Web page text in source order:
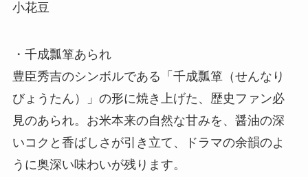
小花豆
・千成瓢箪あられ
豊臣秀吉のシンボルである「千成瓢箪（せんなり
びょうたん）」の形に焼き上げた、歴史ファン必
見のあられ。お米本来の自然な甘みを、醤油の深
いコクと香ばしさが引き立て、ドラマの余韻のよ
うに奥深い味わいが残ります。